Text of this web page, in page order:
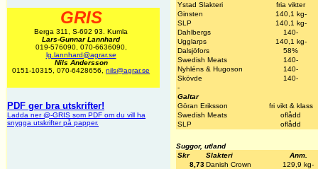
GRIS
Berga 311, S-692 93. Kumla
Lars-Gunnar Lannhard
019-576090, 070-6636090,
lg.lannhard@agrar.se
Nils Andersson
0151-10315, 070-6428656, nils@agrar.se
PDF ger bra utskrifter!
Ladda ner @-GRIS som PDF om du vill ha
snygga utskrifter på papper.
Ystad Slakteri
fria vikter
Ginsten
140,1 kg-
SLP
140,1 kg-
Dahlbergs
140-
Ugglarps
140,1 kg-
Dalsjöfors
58%
Swedish Meats
140-
Nyhléns & Hugoson
140-
Skövde
140-
-
Galtar
Göran Eriksson
fri vikt & klass
Swedish Meats
oflådd
SLP
oflådd
Suggor, utland
Skr
Slakteri
Anm.
8,73Danish Crown
129,9 kg-